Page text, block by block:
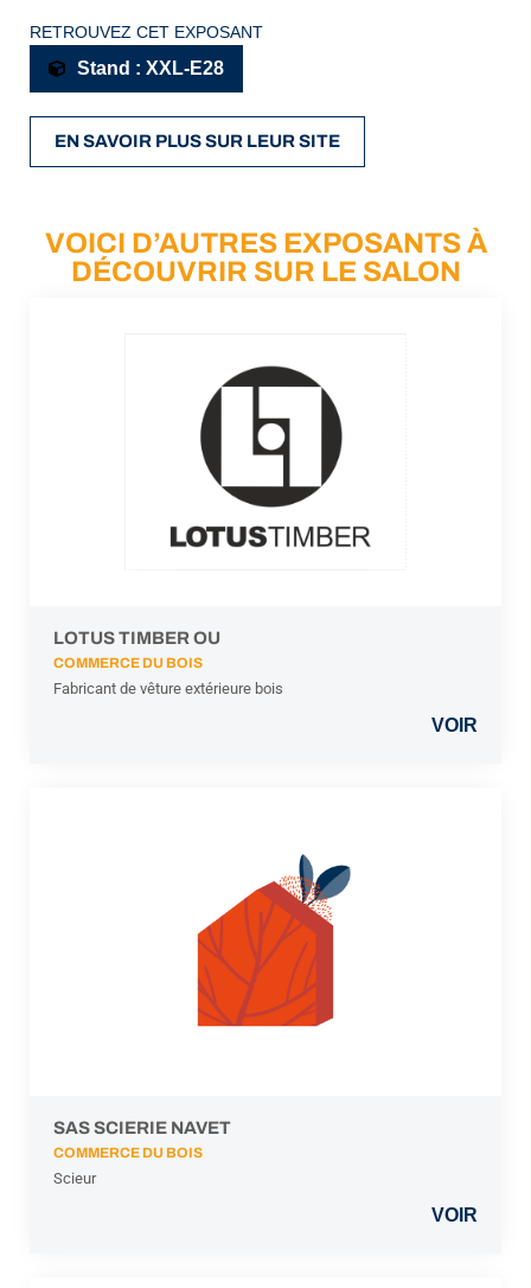
RETROUVEZ CET EXPOSANT
Stand : XXL-E28
EN SAVOIR PLUS SUR LEUR SITE
VOICI D’AUTRES EXPOSANTS À
DÉCOUVRIR SUR LE SALON
LOTUS TIMBER OU
COMMERCE DU BOIS
Fabricant de vêture extérieure bois
VOIR
SAS SCIERIE NAVET
COMMERCE DU BOIS
Scieur
VOIR